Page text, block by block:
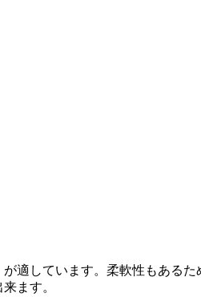
適しています。柔軟性もあるた
ます。